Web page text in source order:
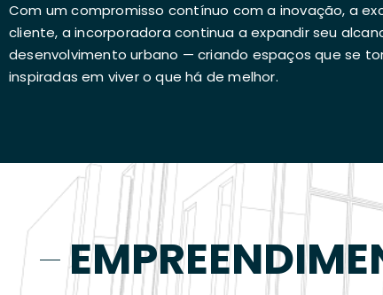
Com um compromisso contínuo com a inovação, a
cliente, a incorporadora continua a expandir seu
desenvolvimento urbano — criando espaços que se
inspiradas em viver o que há de melhor.